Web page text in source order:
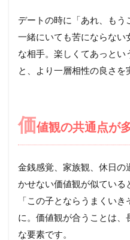
デートの時に「あれ、も
一緒にいても苦にならない
な相手。楽しくてあっとい
と、より一層相性の良さを
価値観の共通点が
金銭感覚、家族観、休日の
かせない価値観が似てい
「この子とならうまくい
に。価値観が合うことは
な要素です。